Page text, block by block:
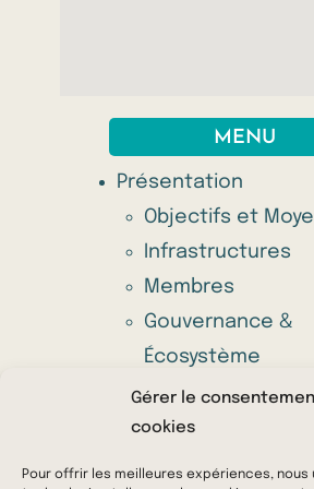
Gérer le
cookies
Pour offrir les meilleures expériences, nous
MENU
Présentation
Objectifs et
Infrastructures
Membres
Gouvernance &
Écosystème
Appel à projets
Offres